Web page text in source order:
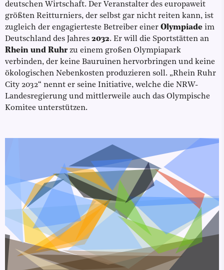
deutschen Wirtschaft. Der Veranstalter des europaweit
größten Reitturniers, der selbst gar nicht reiten kann, ist
zugleich der engagierteste Betreiber einer Olympiade im
Deutschland des Jahres 2032. Er will die Sportstätten an
Rhein und Ruhrzu einem großen Olympiapark
verbinden, der keine Bauruinen hervorbringen und keine
ökologischen Nebenkosten produzieren soll. „Rhein Ruhr
City 2032“ nennt er seine Initiative, welche die NRW-
Landesregierung und mittlerweile auch das Olympische
Komitee unterstützen.